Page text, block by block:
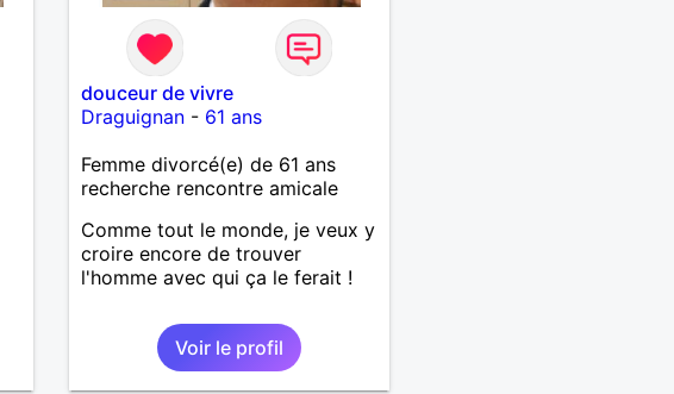
douceur de vivre
Draguignan - 61 ans
Femme divorcé(e) de 61 ans
recherche rencontre amicale
Comme tout le monde, je veux y
croire encore de trouver
l'homme avec qui ça le ferait !
Voir le profil